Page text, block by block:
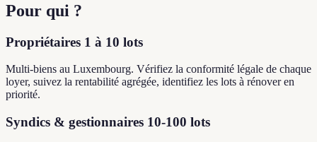
Pour qui ?
Propriétaires 1 à 10 lots
Multi-biens au Luxembourg. Vérifiez la conformité légale de chaque
loyer, suivez la rentabilité agrégée, identifiez les lots à rénover en
priorité.
Syndics & gestionnaires 10-100 lots